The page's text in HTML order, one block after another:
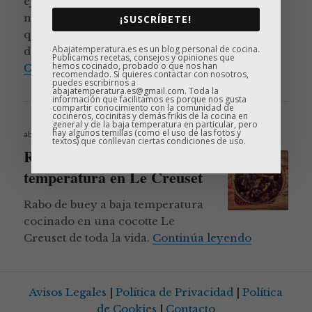
nosotros) y cocinarla durante hooooras hasta
que la carne quede tan tierna que se pueda
desmigar sin necesidad de usar …
Continúa leyendo Baja temperatura, baja
Publicado
abril 21, 2017
Rabo de buey a baja
temperatura en Le Creuset
Rabo de buey a baja temperatura
cocinado en una cocotte Le
Creuset de toda la vida. Continúa leyendoRabo de
Avisos Legales | Política de Privacidad | Política
de Cookies | Contacto
¡SUSCRÍBETE!
Abajatemperatura.es es un blog personal de cocina.
Publicamos recetas, consejos y opiniones que
hemos cocinado, probado o que nos han
recomendado. Si quieres contactar con nosotros,
puedes escribirnos a
abajatemperatura.es@gmail.com. Toda la
información que facilitamos es porque nos gusta
compartir conocimiento con la comunidad de
cocineros, cocinitas y demás frikis de la cocina en
general y de la baja temperatura en particular, pero
hay algunos temillas (como el uso de las fotos y
textos) que conllevan ciertas condiciones de uso.